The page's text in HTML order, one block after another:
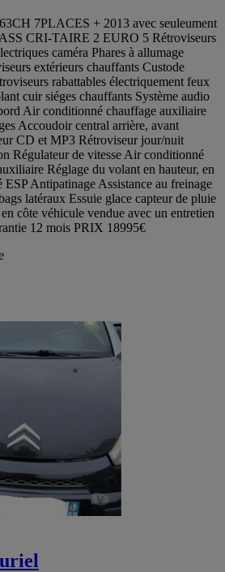
7PLACES + 2013 avec seuleument
CRI-TAIRE 2 EURO 5 Rétroviseurs
caméra Phares à allumage
extérieurs chauffants Custode
rabattables électriquement feux
cuir siéges chauffants Système audio
Air conditionné chauffage auxiliaire
Accoudoir central arrière, avant
CD et MP3 Rétroviseur jour/nuit
Régulateur de vitesse Air conditionné
Réglage du volant en hauteur, en
Antipatinage Assistance au freinage
latéraux Essuie glace capteur de pluie
côte véhicule vendue avec un entretien
12 mois PRIX 18995€